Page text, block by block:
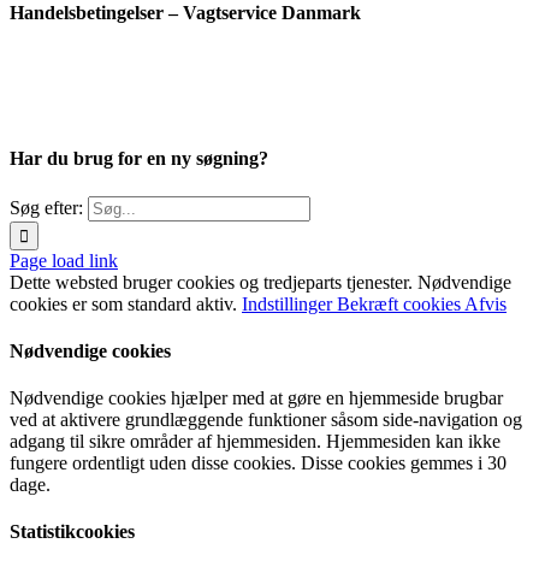
Handelsbetingelser – Vagtservice Danmark
Har du brug for en ny søgning?
Søg efter:
Page load link
Dette websted bruger cookies og tredjeparts tjenester. Nødvendige
cookies er som standard aktiv. IndstillingerBekræft cookies Afvis
Nødvendige cookies
Nødvendige cookies hjælper med at gøre en hjemmeside brugbar
ved at aktivere grundlæggende funktioner såsom side-navigation og
adgang til sikre områder af hjemmesiden. Hjemmesiden kan ikke
fungere ordentligt uden disse cookies. Disse cookies gemmes i 30
dage.
Statistikcookies